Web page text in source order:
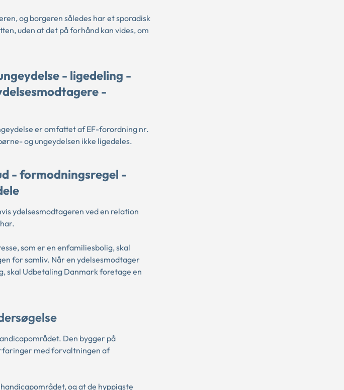
og borgeren således har et sporadisk
uden at det på forhånd kan vides, om
- ligedeling -
-
er omfattet af EF-forordning nr.
og ungeydelsen ikke ligedeles.
- formodningsregel -
ydelsesmodtageren ved en relation
som er en enfamiliesbolig, skal
for samliv. Når en ydelsesmodtager
skal Udbetaling Danmark foretage en
Den bygger på
med forvaltningen af
og at de hyppigste